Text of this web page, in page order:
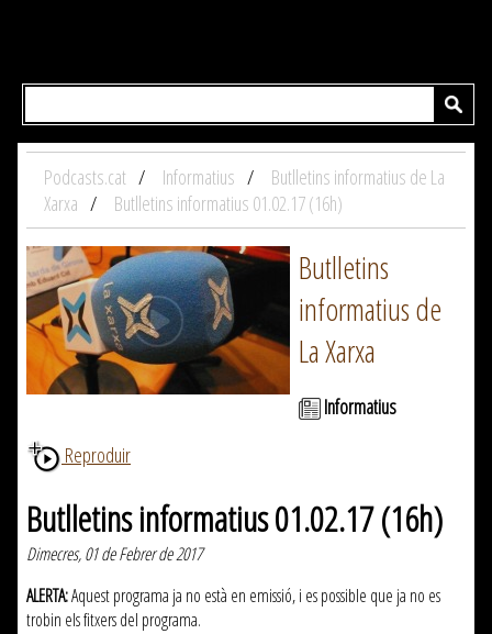
Podcasts.cat Informatius
Butlletins informatius de La
Xarxa
Butlletins informatius 01.02.17 (16h)
Butlletins
informatius de
La Xarxa
Informatius
Reproduir
Butlletins informatius 01.02.17 (16h)
Dimecres, 01 de Febrer de 2017
ALERTA:Aquest programa ja no està en emissió, i es possible que ja no es
trobin els fitxers del programa.